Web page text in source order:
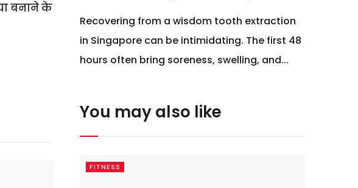
बनाने के
Recovering from a wisdom tooth extraction
in Singapore can be intimidating. The first 48
hours often bring soreness, swelling, and...
You may also like
FITNESS